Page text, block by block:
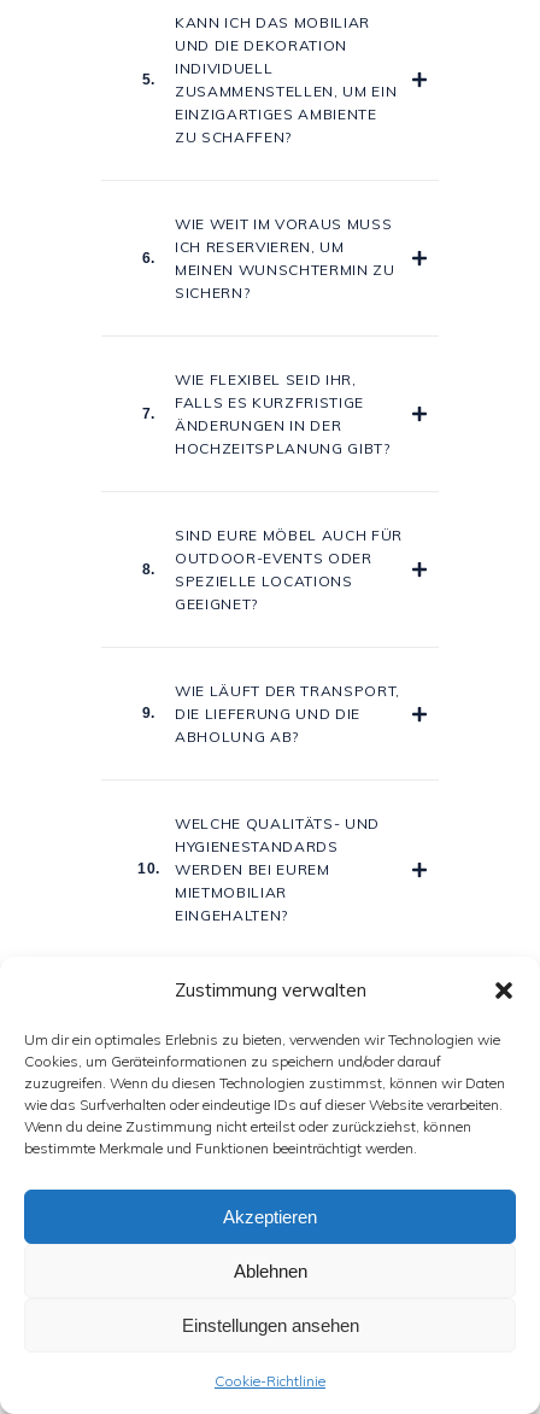
Zustimmung verwalten
Um dir ein optimales Erlebnis zu bieten, verwenden wir Technologien wie
Cookies, um Geräteinformationen zu speichern und/oder darauf
zuzugreifen. Wenn du diesen Technologien zustimmst, können wir Daten
wie das Surfverhalten oder eindeutige IDs auf dieser Website verarbeiten.
Wenn du deine Zustimmung nicht erteilst oder zurückziehst, können
bestimmte Merkmale und Funktionen beeinträchtigt werden.
Akzeptieren
Ablehnen
Einstellungen ansehen
Cookie-Richtlinie
5.
KANN ICH DAS MOBILIAR
UND DIE DEKORATION
INDIVIDUELL
ZUSAMMENSTELLEN, UM EIN
EINZIGARTIGES AMBIENTE
ZU SCHAFFEN?
6.
WIE WEIT IM VORAUS MUSS
ICH RESERVIEREN, UM
MEINEN WUNSCHTERMIN ZU
SICHERN?
7.
WIE FLEXIBEL SEID IHR,
FALLS ES KURZFRISTIGE
ÄNDERUNGEN IN DER
HOCHZEITSPLANUNG GIBT?
8.
SIND EURE MÖBEL AUCH FÜR
OUTDOOR-EVENTS ODER
SPEZIELLE LOCATIONS
GEEIGNET?
9.
WIE LÄUFT DER TRANSPORT,
DIE LIEFERUNG UND DIE
ABHOLUNG AB?
10.
WELCHE QUALITÄTS- UND
HYGIENESTANDARDS
WERDEN BEI EUREM
MIETMOBILIAR
EINGEHALTEN?
WELCHE ERFAHRUNGEN
GEMACHT?
12.
WARUM BEKOMMT MAN BEI
UNS DIE STÜHLE NICHT FÜR
FÜR WELCHES GEWICHT